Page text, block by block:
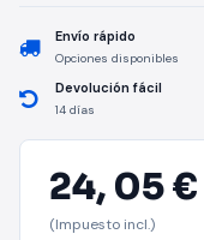
Envío rápido
Opciones disponibles
Devolución fácil
14 días
24, 05 €
(Impuesto incl.)